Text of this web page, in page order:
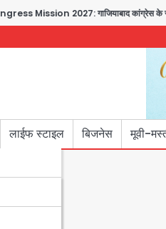
2027: गाजियाबाद कांग्रेस के सह-
लाईफ स्टाइल बिजनेस मूवी-